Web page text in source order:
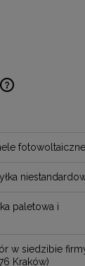
kosztów
paletowa i
w siedzibie
Kraków)